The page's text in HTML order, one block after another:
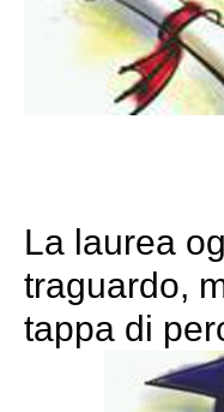
La laurea
traguardo,
tappa di